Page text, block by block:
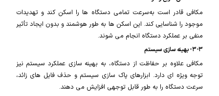
مکافی قادر است به‌سرعت تمامی دستگاه ها را اسکن کند و تهدیدات
موجود را شناسایی کند. این اسکن ها به طور هوشمند و بدون ایجاد تأثیر
منفی بر عملکرد دستگاه انجام می شوند.
۳-۳- بهینه سازی سیستم
مکافی علاوه بر حفاظت از دستگاه، به بهینه سازی عملکرد سیستم نیز
توجه ویژه ای دارد. ابزارهای پاک سازی سیستم و حذف فایل های زائد،
سرعت دستگاه را به طور قابل توجهی افزایش می دهند.